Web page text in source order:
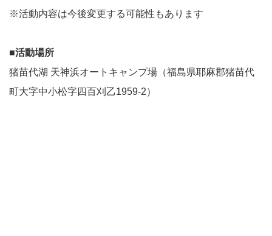
※活動内容は今後変更する可能性もあります
■活動場所
猪苗代湖 天神浜オートキャンプ場（福島県耶麻郡猪苗代
町大字中小松字四百刈乙1959-2）